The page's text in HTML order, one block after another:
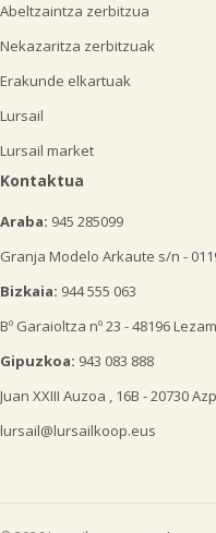
Abeltzaintza zerbitzua
Nekazaritza zerbitzuak
Erakunde elkartuak
Lursail
Lursail market
Kontaktua
Araba: 945 285099
Granja Modelo Arkaute s/n -
Bizkaia: 944 555 063
Bº Garaioltza nº 23 - 48196
Gipuzkoa: 943 083 888
Juan XXIII Auzoa , 16B - 20730
lursail@lursailkoop.eus